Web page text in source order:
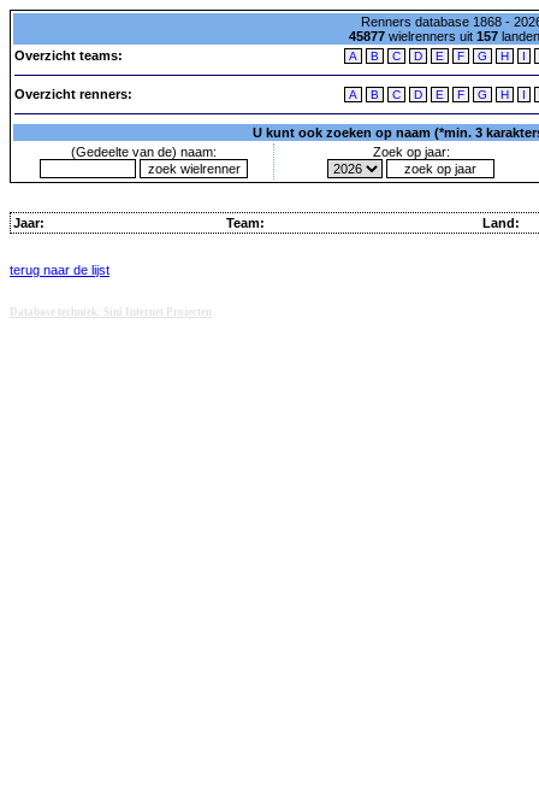
Renners database 1868 -
45877wielrenners uit 157
Overzicht teams:
A B C D E F G H I
Overzicht renners: A B C D E F G H I
U kunt ook zoeken op naam (*min. 3
(Gedeelte van de) naam:
Zoek op jaar:
Jaar: Team: Land:
terug naar de lijst
Database techniek: Sini Internet Projecten